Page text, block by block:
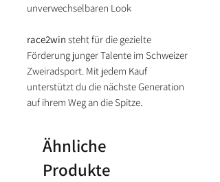
unverwechselbaren Look
race2win steht für die gezielte
Förderung junger Talente im Schweizer
Zweiradsport. Mit jedem Kauf
unterstützt du die nächste Generation
auf ihrem Weg an die Spitze.
Ähnliche
Produkte